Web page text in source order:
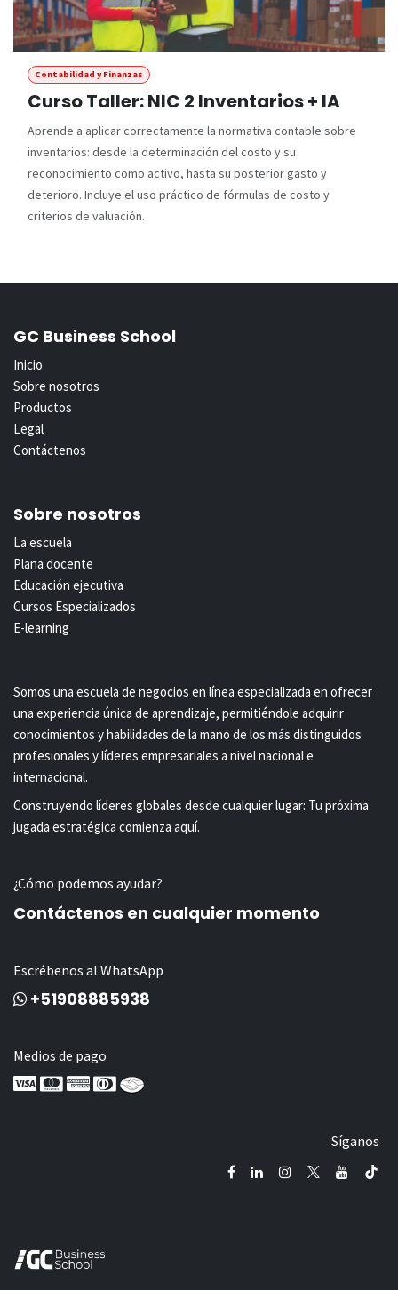
Contabilidad y Finanzas
Curso Taller: NIC 2 Inventarios + IA
Aprende a aplicar correctamente la normativa contable sobre
inventarios: desde la determinación del costo y su
reconocimiento como activo, hasta su posterior gasto y
deterioro. Incluye el uso práctico de fórmulas de costo y
criterios de valuación.
GC Business School
Inicio
Sobre nosotros
Productos
Legal
Contáctenos
Sobre nosotros
La escuela
Plana docente
Educación ejecutiva
Cursos Especializados
E-learning
Somos una escuela de negocios en línea especializada en ofrecer
una experiencia única de aprendizaje, permitiéndole adquirir
conocimientos y habilidades de la mano de los más distinguidos
profesionales y líderes empresariales a nivel nacional e
internacional.
Construyendo líderes globales desde cualquier lugar: Tu próxima
jugada estratégica comienza aquí.
¿Cómo podemos ayudar?
Contáctenos en cualquier momento
Escrébenos al WhatsApp
+51908885938
Medios de pago
Síganos